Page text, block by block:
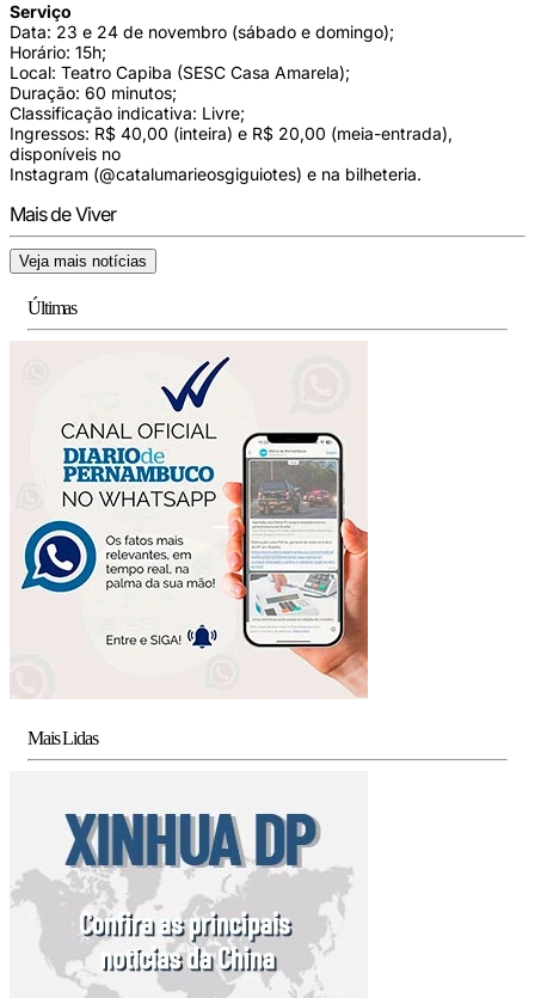
Serviço
Data: 23 e 24 de novembro (sábado e domingo);
Horário: 15h;
Local: Teatro Capiba (SESC Casa Amarela);
Duração: 60 minutos;
Classificação indicativa: Livre;
Ingressos: R$ 40,00 (inteira) e R$ 20,00 (meia-entrada),
disponíveis no
Instagram (@catalumarieosgiguiotes) e na bilheteria.
Mais de Viver
Veja mais notícias
Últimas
Mais Lidas